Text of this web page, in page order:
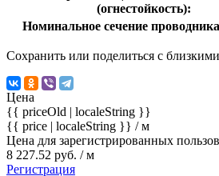
(огнестойкость):
Номинальное сечение
Сохранить или поделиться с
Цена
{{ priceOld | localeString }}
{{ price | localeString }} / м
Цена для зарегистрированных
8 227.52 руб. / м
Регистрация